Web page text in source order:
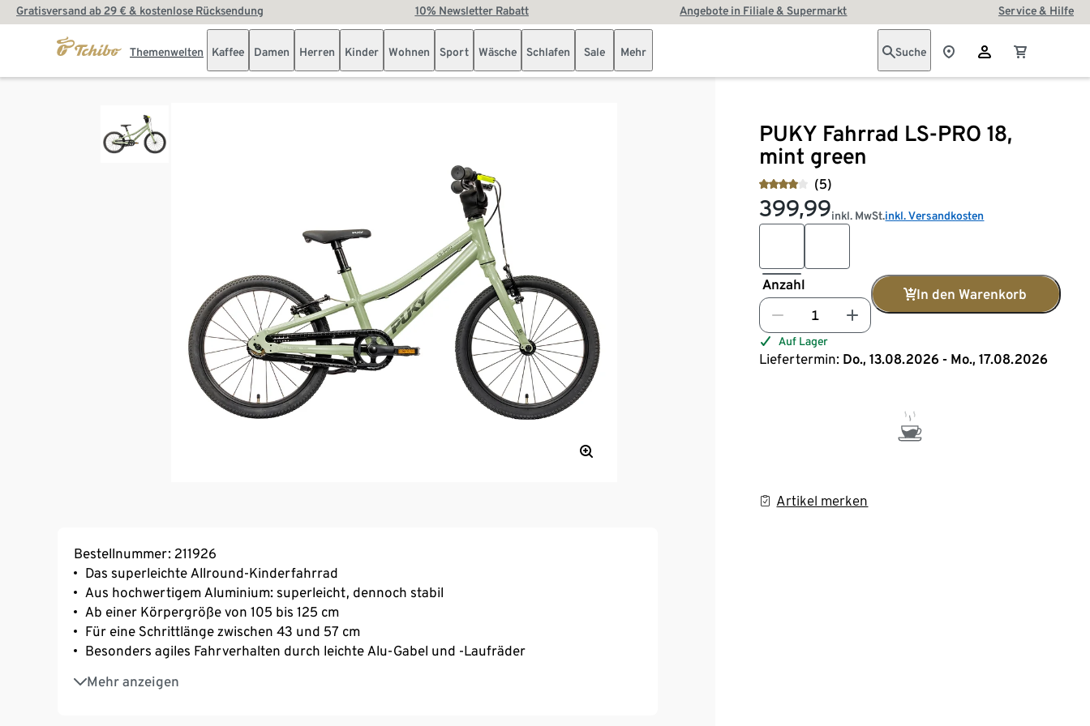
Gratisversand ab 29 € & kostenlose Rücksendung 10% Newsletter Rabatt Angebote in Filiale & Supermarkt Service & Hilfe
Themenwelten Kaffee Damen Herren Kinder Wohnen Sport Wäsche Schlafen Sale Mehr Suche
PUKY Fahrrad LS-PRO 18,
mint green
(5)
399,99inkl. MwSt.inkl. Versandkosten
Anzahl
In den Warenkorb
Auf Lager
Liefertermin: Do., 13.08.2026 - Mo., 17.08.2026
Artikel merken
Bestellnummer: 211926
Das superleichte Allround-Kinderfahrrad
Aus hochwertigem Aluminium: superleicht, dennoch stabil
Ab einer Körpergröße von 105 bis 125 cm
Für eine Schrittlänge zwischen 43 und 57 cm
Besonders agiles Fahrverhalten durch leichte Alu-Gabel und -Laufräder
Mehr anzeigen
Kindgerechte V-Brakes am Vorder- und Hinterrad sorgen für eine zuverlässige
Bremsleistung